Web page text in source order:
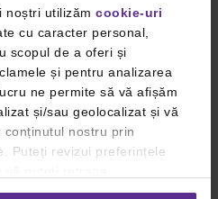
noștri utilizăm cookie-uri
cu caracter personal,
scopul de a oferi și
și pentru analizarea
ne permite să vă afișăm
și/sau geolocalizat și vă
nostru prin
Puteți revizui preferințele
click pe linkul către